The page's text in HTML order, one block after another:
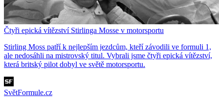
Čtyři epická vítězství Stirlinga Mosse v motorsportu
Stirling Moss patří k nejlepším jezdcům, kteří závodili ve formuli 1,
ale nedosáhli na mistrovský titul. Vybrali jsme čtyři epická vítězství,
která britský pilot dobyl ve světě motorsportu.
SvětFormule.cz